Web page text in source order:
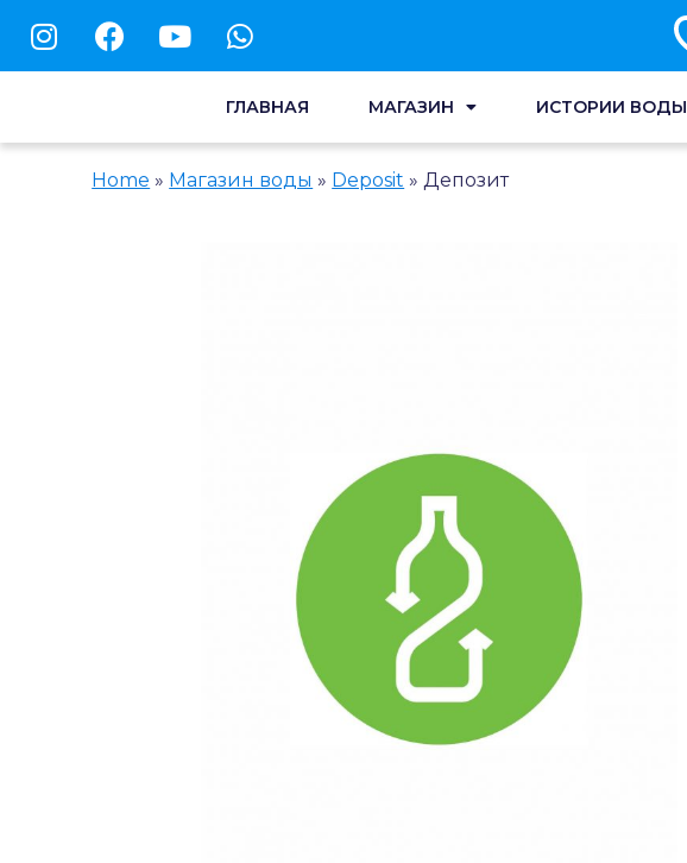
ГЛАВНАЯ МАГАЗИН ИСТОРИИ ВОДЫ
Home » Магазин воды » Deposit »Депозит